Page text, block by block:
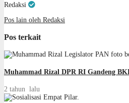
Redaksi
Pos lain oleh Redaksi
Pos terkait
Muhammad Rizal DPR RI Gandeng
2 tahun lalu